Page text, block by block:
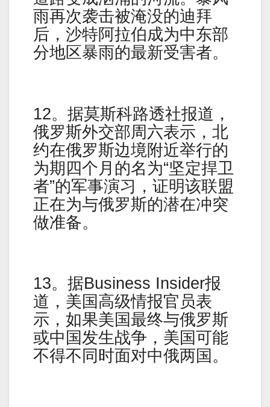
雨再次袭击被淹没的迪拜
后，沙特阿拉伯成为中东部
分地区暴雨的最新受害者。
12。据莫斯科路透社报道，
俄罗斯外交部周六表示，北
约在俄罗斯边境附近举行的
为期四个月的名为“坚定捍卫
者”的军事演习，证明该联盟
正在为与俄罗斯的潜在冲突
做准备。
13。据Business Insider报
道，美国高级情报官员表
示，如果美国最终与俄罗斯
或中国发生战争，美国可能
不得不同时面对中俄两国。